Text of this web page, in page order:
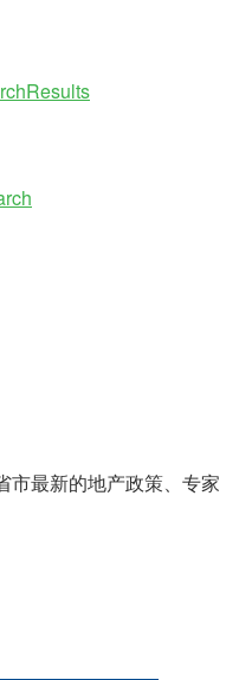
市最新的地产政策、专家